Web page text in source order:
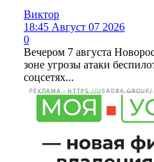
Виктор
18:45 Август 07 2026
0
Вечером 7 августа
зоне угрозы атаки
соцсетях...
РЕКЛАМА • HTTPS://USADBA.GROUP/